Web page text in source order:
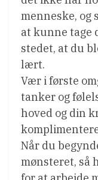
menneske, og
at kunne tage
stedet, at du
lært.
Vær i første
tanker og
hoved og din
Når du
mønsteret, så